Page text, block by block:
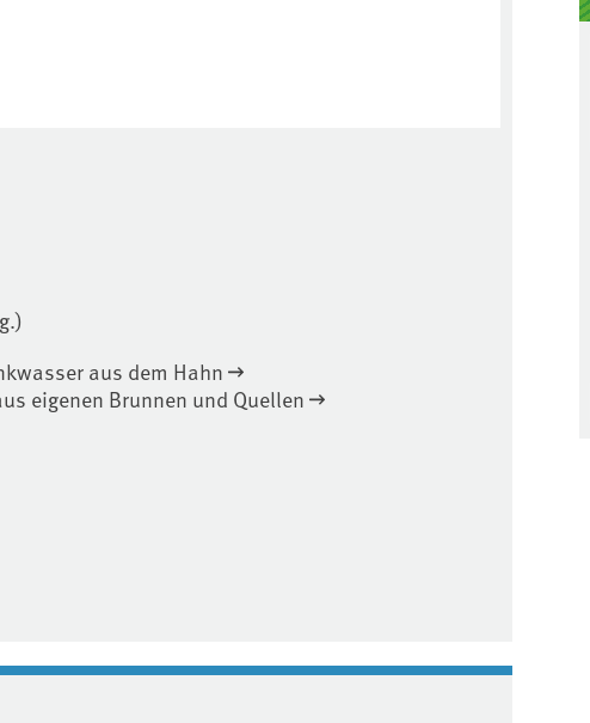
aus dem Hahn
eigenen Brunnen und Quellen